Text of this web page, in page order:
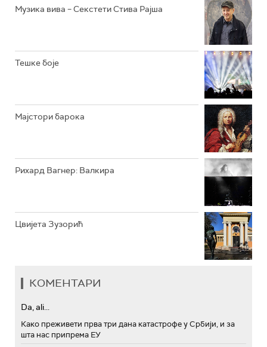
РАДИО ЏЕЗЕР
Музика вива – Секстети Стива Рајша
Тешке боје
Мајстори барока
Рихард Вагнер: Валкира
Цвијета Зузорић
КОМЕНТАРИ
Da, ali...
Како преживети прва три дана катастрофе у Србији, и за
шта нас припрема ЕУ